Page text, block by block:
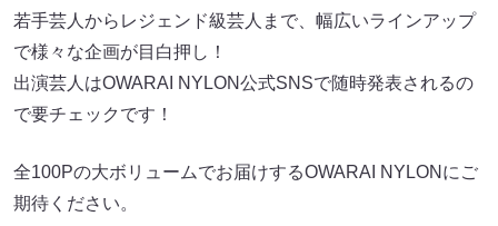
若手芸人からレジェンド級芸人まで、幅広いラインアップ
で様々な企画が目白押し！
出演芸人はOWARAI NYLON公式SNSで随時発表されるの
で要チェックです！
全100Pの大ボリュームでお届けするOWARAI NYLONにご
期待ください。